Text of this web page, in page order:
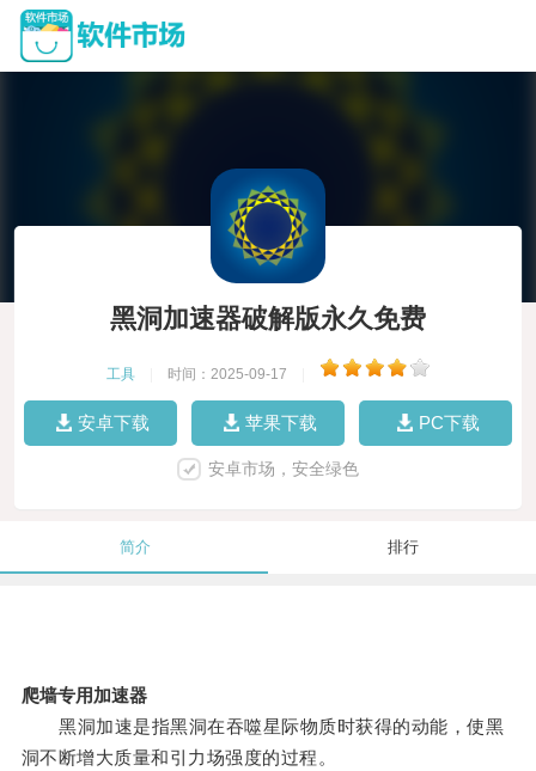
黑洞加速器破解版永久免费
工具 时间：2025-09-17
安卓下载 苹果下载 PC下载
安卓市场，安全绿色
简介 排行
爬墙专用加速器
黑洞加速是指黑洞在吞噬星际物质时获得的动能，使黑
洞不断增大质量和引力场强度的过程。